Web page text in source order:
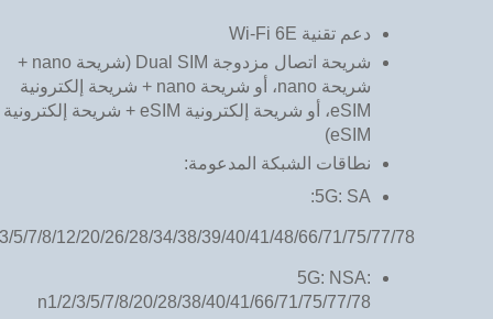
دعم تقنية Wi-Fi 6E
شريحة اتصال مزدوجة Dual SIM (شريحة nano +
شريحة nano، أو شريحة nano + شريحة إلكترونية
eSIM، أو شريحة إلكترونية eSIM + شريحة إلكترونية
eSIM)
نطاقات الشبكة المدعومة:
5G: SA:
5/7/8/12/20/26/28/34/38/39/40/41/48/66/71/75/77/78
5G: NSA:
n1/2/3/5/7/8/20/28/38/40/41/66/71/75/77/78